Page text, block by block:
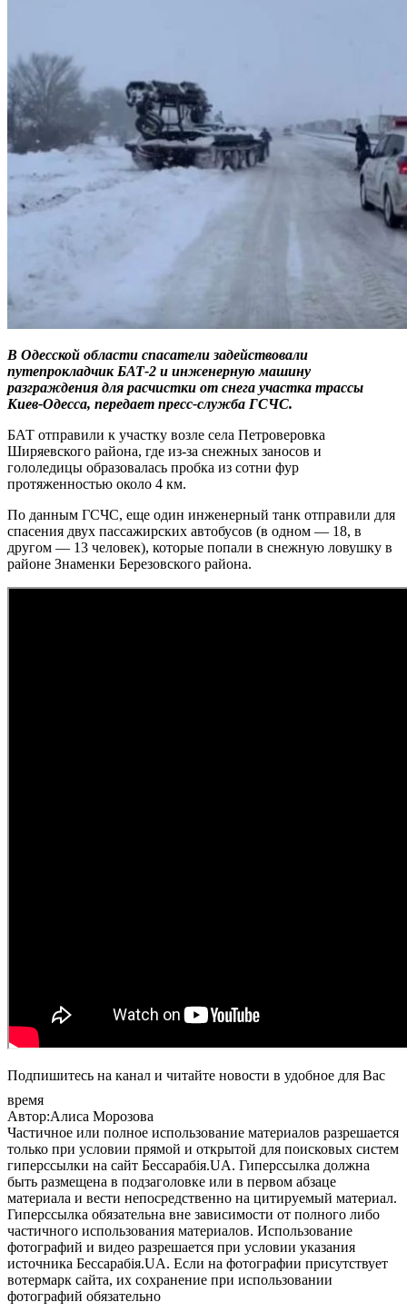
В Одесской области спасатели задействовали
путепрокладчик БАТ-2 и инженерную машину
разграждения для расчистки от снега участка трассы
Киев-Одесса, передает пресс-служба ГСЧС.
БАТ отправили к участку возле села Петроверовка
Ширяевского района, где из-за снежных заносов и
гололедицы образовалась пробка из сотни фур
протяженностью около 4 км.
По данным ГСЧС, еще один инженерный танк отправили для
спасения двух пассажирских автобусов (в одном — 18, в
другом — 13 человек), которые попали в снежную ловушку в
районе Знаменки Березовского района.
Подпишитесь на канал и читайте новости в удобное для Вас
время
Автор:Алиса Морозова
Частичное или полное использование материалов разрешается
только при условии прямой и открытой для поисковых систем
гиперссылки на сайт Бессарабія.UA. Гиперссылка должна
быть размещена в подзаголовке или в первом абзаце
материала и вести непосредственно на цитируемый материал.
Гиперссылка обязательна вне зависимости от полного либо
частичного использования материалов. Использование
фотографий и видео разрешается при условии указания
источника Бессарабія.UA. Если на фотографии присутствует
вотермарк сайта, их сохранение при использовании
фотографий обязательно